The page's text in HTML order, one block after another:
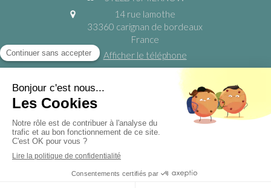
14 rue lamothe
33360 carignan de bordeaux
France
Afficher le téléphone
https://www.yogadansmaville.fr
©2024 STELLA SMIERNOW - Yoga Relaxation Méditation
Fleurs De Bach Reiki